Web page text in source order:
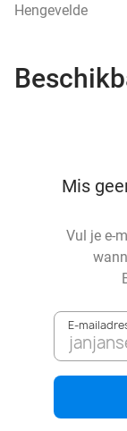
Hengevelde
Mis
Vul je e-
E-